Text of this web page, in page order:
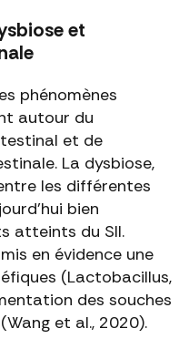
et
phénomènes
autour du
et de
La dysbiose,
les différentes
bien
atteints du SII.
en évidence une
(Lactobacillus,
des souches
et al., 2020).